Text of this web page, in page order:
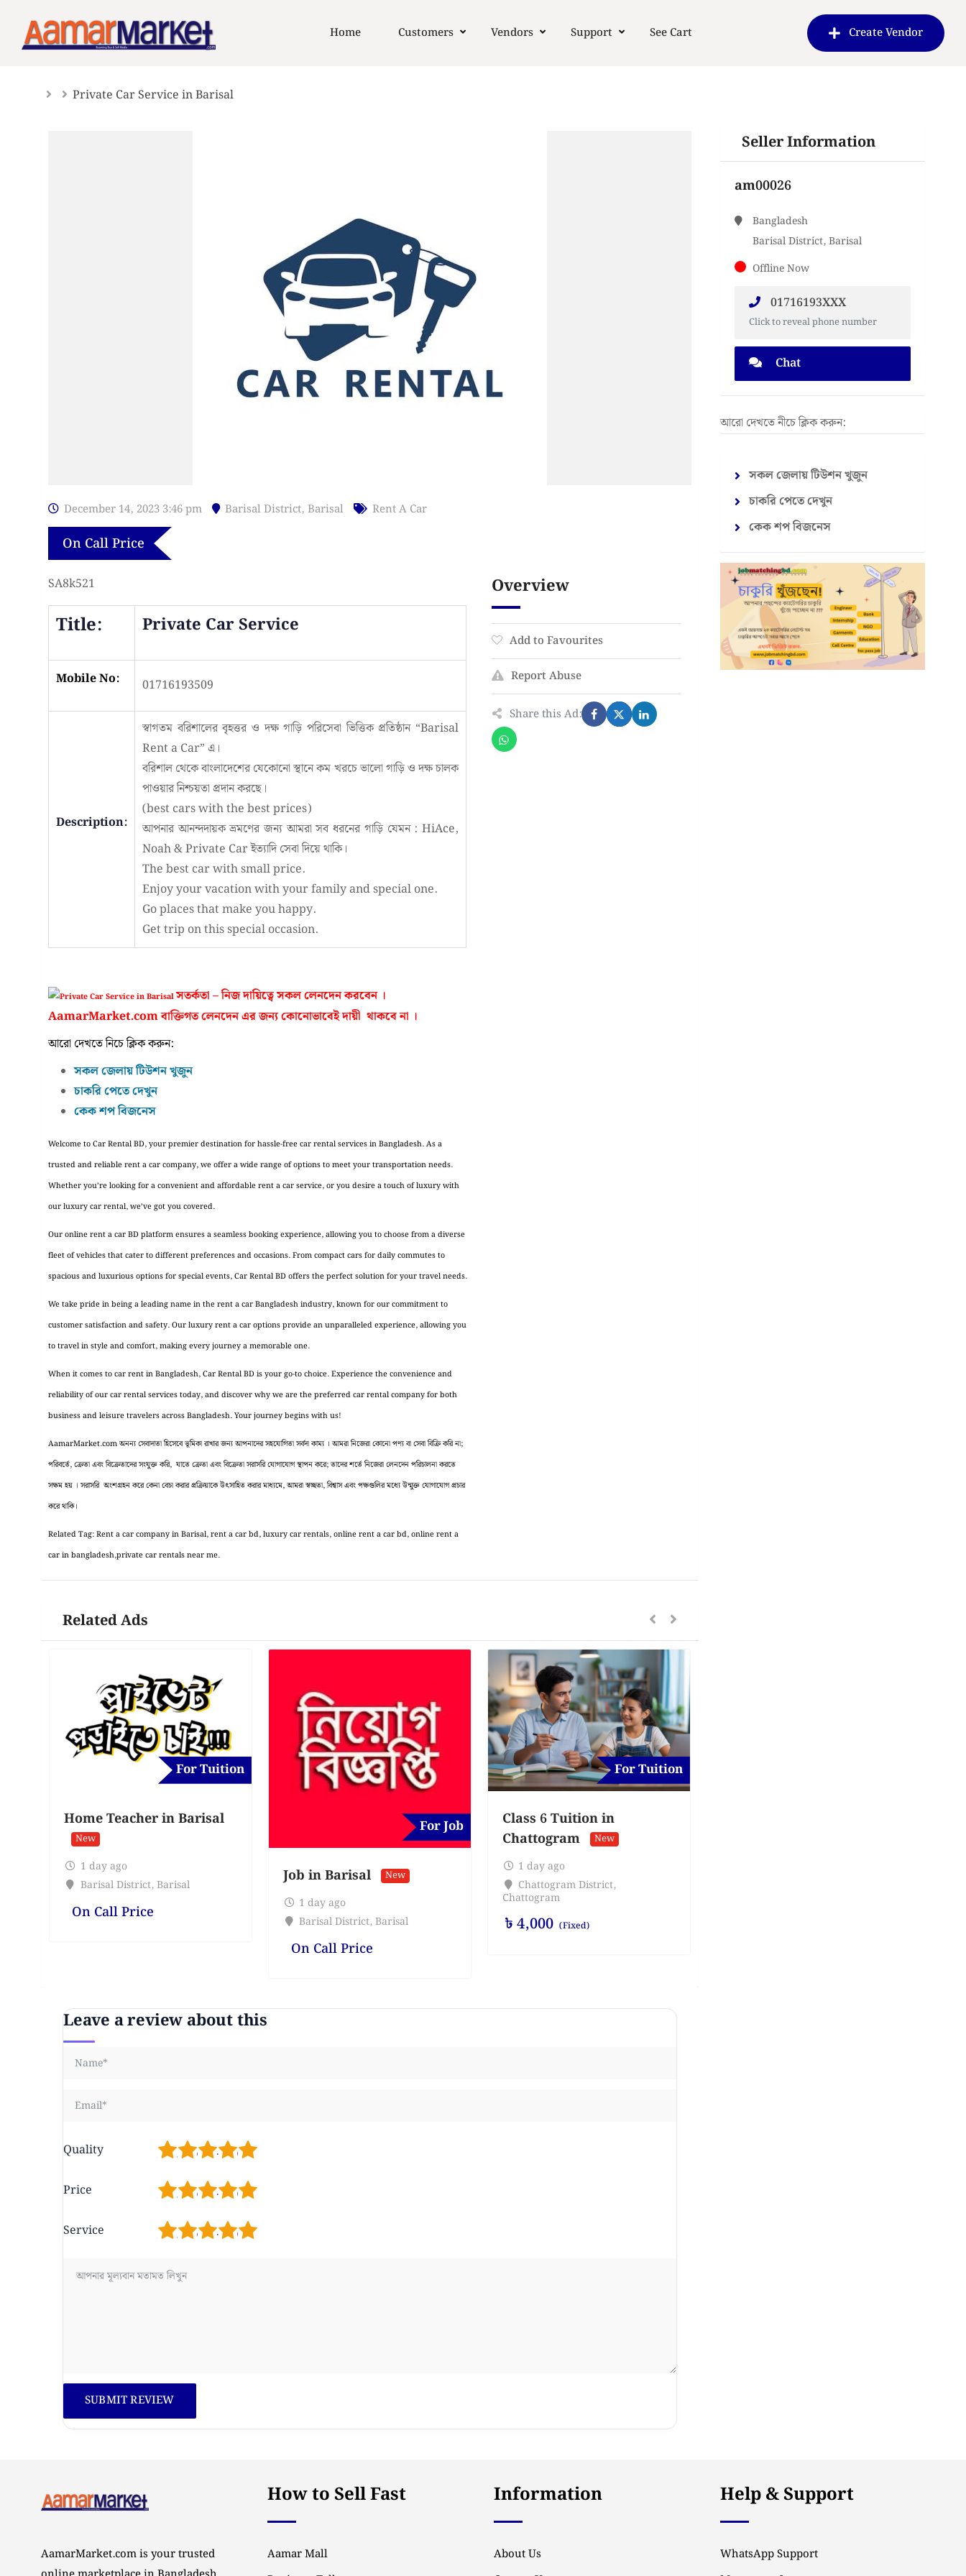
content
Home Customers Vendors Support See Cart Create Vendor
Private Car Service in Barisal
December 14, 2023 3:46 pm Barisal District, Barisal Rent A Car
On Call Price
SA8k521
Title: Private Car Service
Mobile No: 01716193509
Description:
স্বাগতম বরিশালের বৃহত্তর ও দক্ষ গাড়ি পরিসেবা ভিত্তিক প্রতিষ্ঠান “Barisal
Rent a Car” এ।
বরিশাল থেকে বাংলাদেশের যেকোনো স্থানে কম খরচে ভালো গাড়ি ও দক্ষ চালক
পাওয়ার নিশ্চয়তা প্রদান করছে।
(best cars with the best prices)
আপনার আনন্দদায়ক ভ্রমণের জন্য আমরা সব ধরনের গাড়ি যেমন : HiAce,
Noah & Private Car ইত্যাদি সেবা দিয়ে থাকি।
The best car with small price.
Enjoy your vacation with your family and special one.
Go places that make you happy.
Get trip on this special occasion.
সতর্কতা – নিজ দায়িত্বে সকল লেনদেন করবেন ।
AamarMarket.com বাক্তিগত লেনদেন এর জন্য কোনোভাবেই দায়ী থাকবে না ।
আরো দেখতে নিচে ক্লিক করুন:
সকল জেলায় টিউশন খুজুন
চাকরি পেতে দেখুন
কেক শপ বিজনেস
Welcome to Car Rental BD, your premier destination for hassle-free car rental services in Bangladesh. As a
trusted and reliable rent a car company, we offer a wide range of options to meet your transportation needs.
Whether you’re looking for a convenient and affordable rent a car service, or you desire a touch of luxury with
our luxury car rental, we’ve got you covered.
Our online rent a car BD platform ensures a seamless booking experience, allowing you to choose from a diverse
fleet of vehicles that cater to different preferences and occasions. From compact cars for daily commutes to
spacious and luxurious options for special events, Car Rental BD offers the perfect solution for your travel needs.
We take pride in being a leading name in the rent a car Bangladesh industry, known for our commitment to
customer satisfaction and safety. Our luxury rent a car options provide an unparalleled experience, allowing you
to travel in style and comfort, making every journey a memorable one.
When it comes to car rent in Bangladesh, Car Rental BD is your go-to choice. Experience the convenience and
reliability of our car rental services today, and discover why we are the preferred car rental company for both
business and leisure travelers across Bangladesh. Your journey begins with us!
AamarMarket.com অনন্য সেবাদাতা হিসেবে ভূমিকা রাখার জন্য আপনাদের সহযোগিতা সর্বদা কাম্য । আমরা নিজেরা কোনো পণ্য বা সেবা বিক্রি করি না;
পরিবর্তে, ক্রেতা এবং বিক্রেতাদের সংযুক্ত করি, যাতে ক্রেতা এবং বিক্রেতা সরাসরি যোগাযোগ স্থাপন করে; তাদের শর্তে নিজেরা লেনদেন পরিচালনা করতে
সক্ষম হয় । সরাসরি অংশগ্রহন করে কেনা বেচা করার প্রক্রিয়াকে উৎসাহিত করার মাধ্যমে, আমরা স্বচ্ছতা, বিশ্বাস এবং পক্ষগুলির মধ্যে উন্মুক্ত যোগাযোগ প্রচার
করে থাকি।
Related Tag: Rent a car company in Barisal, rent a car bd, luxury car rentals, online rent a car bd, online rent a
car in bangladesh,private car rentals near me.
Overview
Add to Favourites
Report Abuse
Share this Ad:
Related Ads
For Tuition
Home Teacher in Barisal
New
1 day ago
Barisal District, Barisal
On Call Price
For Job
Job in Barisal New
1 day ago
Barisal District, Barisal
On Call Price
For Tuition
Class 6 Tuition in
Chattogram
New
1 day ago
Chattogram District,
Chattogram
৳4,000 (Fixed)
Leave a review about this
Quality 5
4
3
2
Price 5
4
3
2
Service 5
4
3
2
Seller Information
am00026
Bangladesh
Barisal District, Barisal
Offline Now
01716193XXX
Click to reveal phone number
Chat
আরো দেখতে নীচে ক্লিক করুন:
সকল জেলায় টিউশন খুজুন
চাকরি পেতে দেখুন
কেক শপ বিজনেস
AamarMarket.com is your trusted
How to Sell Fast
Aamar Mall
Information
About Us
Help & Support
WhatsApp Support